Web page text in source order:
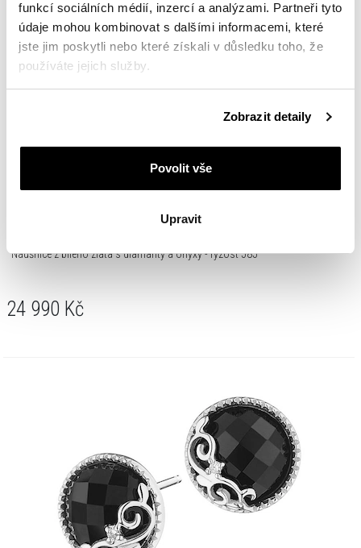
funkcí sociálních médií, inzercí a analýzami. Partneři tyto
údaje mohou kombinovat s dalšími informacemi, které
jste jim poskytli nebo které získali v důsledku toho, že
používáte jejich služby.
Zásadách ochrany osobních údajů
Zobrazit detaily
Povolit vše
Upravit
Náušnice z bílého zlata s diamanty a onyxy - ryzost 585
24 990 Kč